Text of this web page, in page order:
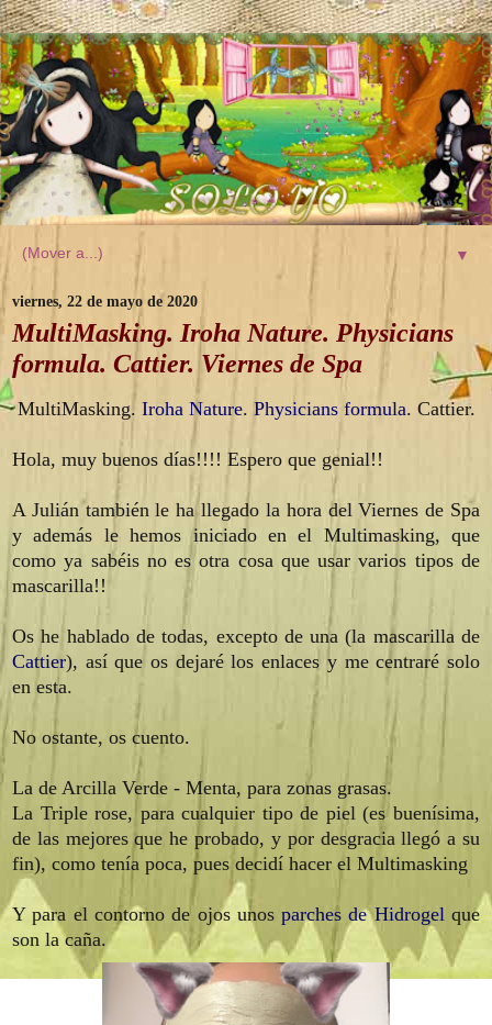
▼
viernes, 22 de mayo de 2020
MultiMasking. Iroha Nature. Physicians
formula. Cattier. Viernes de Spa
MultiMasking. Iroha Nature. Physicians formula. Cattier.
Hola, muy buenos días!!!! Espero que genial!!
A Julián también le ha llegado la hora del Viernes de Spa
y además le hemos iniciado en el Multimasking, que
como ya sabéis no es otra cosa que usar varios tipos de
mascarilla!!
Os he hablado de todas, excepto de una (la mascarilla de
Cattier), así que os dejaré los enlaces y me centraré solo
en esta.
No ostante, os cuento.
La de Arcilla Verde - Menta, para zonas grasas.
La Triple rose, para cualquier tipo de piel (es buenísima,
de las mejores que he probado, y por desgracia llegó a su
fin), como tenía poca, pues decidí hacer el Multimasking
Y para el contorno de ojos unosparches de Hidrogel que
son la caña.